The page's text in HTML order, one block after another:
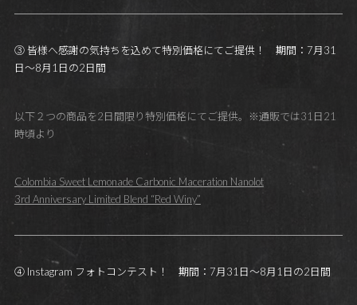
③ 皆様へ感謝の気持ちを込めて特別価格にてご提供！ 期間：7月31
日～8月1日の2日間
以下２つの商品を2日間限り特別価格にてご提供。※通販では31日21
時頃より
Colombia Sweet Lemonade Carbonic Maceration Nanolot
3rd Anniversary Limited Blend “Red Winy”
④ Instagram フォトコンテスト！ 期間：7月31日～8月1日の2日間